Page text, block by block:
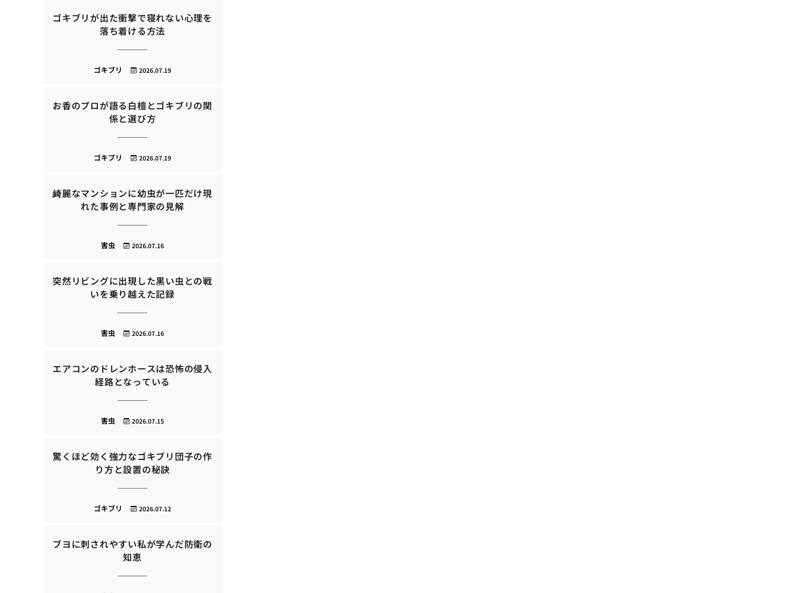
ゴキブリが出た衝撃で寝れない心理を
落ち着ける方法
2026.07.19
ゴキブリ
お香のプロが語る白檀とゴキブリの関
係と選び方
2026.07.19
ゴキブリ
綺麗なマンションに幼虫が一匹だけ現
れた事例と専門家の見解
2026.07.16
害虫
突然リビングに出現した黒い虫との戦
いを乗り越えた記録
2026.07.16
害虫
エアコンのドレンホースは恐怖の侵入
経路となっている
2026.07.15
害虫
驚くほど効く強力なゴキブリ団子の作
り方と設置の秘訣
2026.07.12
ゴキブリ
ブヨに刺されやすい私が学んだ防衛の
知恵